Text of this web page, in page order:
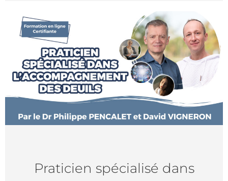
Praticien spécialisé dans